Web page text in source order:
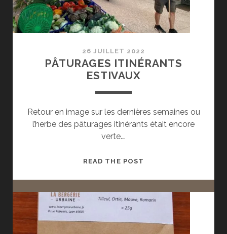
26 JUILLET 2022
PÂTURAGES ITINÉRANTS
ESTIVAUX
Retour en image sur les dernières semaines ou
l’herbe des pâturages itinérants était encore
verte.…
READ THE POST